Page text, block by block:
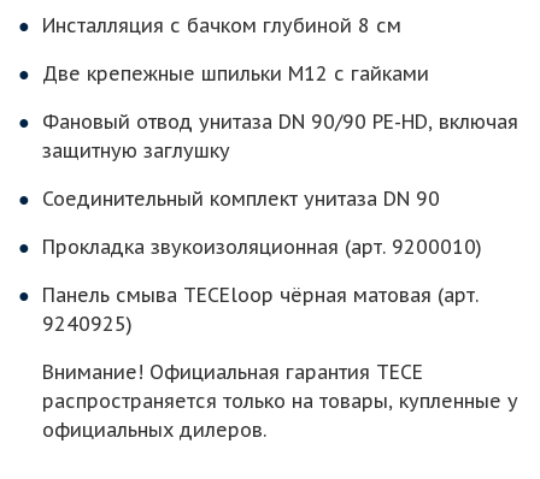
Инсталляция с бачком глубиной 8 см
Две крепежные шпильки M12 с гайками
Фановый отвод унитаза DN 90/90 PE-HD, включая
защитную заглушку
Соединительный комплект унитаза DN 90
Прокладка звукоизоляционная (арт. 9200010)
Панель смыва TECEloop чёрная матовая (арт.
9240925)
Внимание! Официальная гарантия TECE
распространяется только на товары, купленные у
официальных дилеров.